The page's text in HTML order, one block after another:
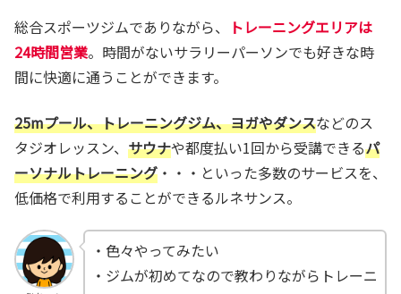
総合スポーツジムでありながら、
トレーニングエリアは
24時間営業。時間がないサラリーパーソンでも好きな時
間に快適に通うことができます。
25mプール、トレーニングジム、ヨガやダンスなどのス
タジオレッスン、 サウナや都度払い1回から受講できるパ
ーソナルトレーニング ・・・といった多数のサービスを、
低価格で利用することができるルネサンス。
・色々やってみたい
・ジムが初めてなので教わりながらトレーニ